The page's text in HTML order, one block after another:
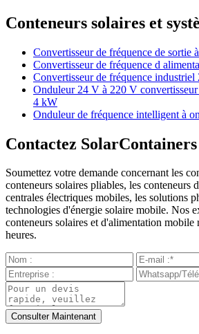
Conteneurs solaires et
Convertisseur de fréquence de sortie
Convertisseur de fréquence d
Convertisseur de fréquence
Onduleur 24 V à 220 V
4 kW
Onduleur de fréquence intelligent à
Contactez
Soumettez votre demande concernant les
conteneurs solaires pliables, les conteneurs
centrales électriques mobiles, les solutions
technologies d'énergie solaire mobile. Nos
conteneurs solaires et d'alimentation mobile
heures.